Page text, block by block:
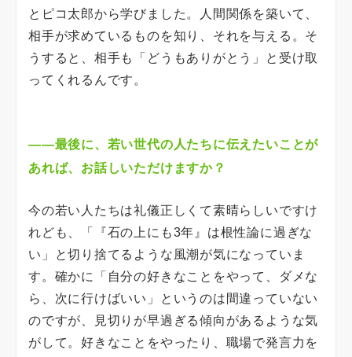
とピコ太郎から学びました。人間関係を築いて、
相手が求めているものを知り、それを与える。そ
うすると、相手も「どうもありがとう」と受け取
ってくれるんです。
――最後に、若い世代の人たちに伝えたいことが
あれば、お話しいただけますか？
今の若い人たちは礼儀正しくて素晴らしいですけ
れども、「『石の上にも3年』は根性論に過ぎな
い」と切り捨てるような風潮が気になっていま
す。確かに「自分の好きなことをやって、ダメな
ら、次に行けばいい」というのは間違っていない
のですが、見切りが早過ぎる傾向があるような気
がして。好きなことをやったり、職場で発言力を